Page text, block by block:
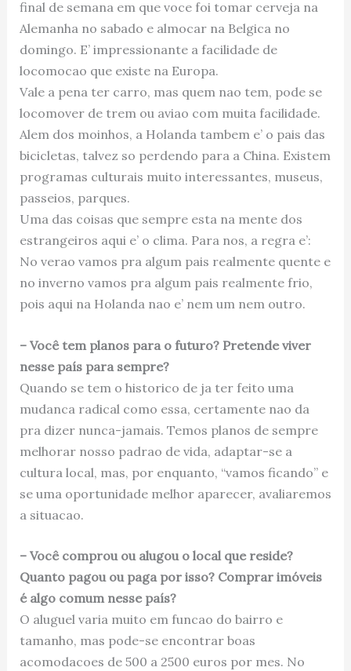
final de semana em que voce foi tomar cerveja na
Alemanha no sabado e almocar na Belgica no
domingo. E’ impressionante a facilidade de
locomocao que existe na Europa.
Vale a pena ter carro, mas quem nao tem, pode se
locomover de trem ou aviao com muita facilidade.
Alem dos moinhos, a Holanda tambem e’ o pais das
bicicletas, talvez so perdendo para a China. Existem
programas culturais muito interessantes, museus,
passeios, parques.
Uma das coisas que sempre esta na mente dos
estrangeiros aqui e’ o clima. Para nos, a regra e’:
No verao vamos pra algum pais realmente quente e
no inverno vamos pra algum pais realmente frio,
pois aqui na Holanda nao e’ nem um nem outro.
– Você tem planos para o futuro? Pretende viver
nesse país para sempre?
Quando se tem o historico de ja ter feito uma
mudanca radical como essa, certamente nao da
pra dizer nunca-jamais. Temos planos de sempre
melhorar nosso padrao de vida, adaptar-se a
cultura local, mas, por enquanto, “vamos ficando” e
se uma oportunidade melhor aparecer, avaliaremos
a situacao.
– Você comprou ou alugou o local que reside?
Quanto pagou ou paga por isso? Comprar imóveis
é algo comum nesse país?
O aluguel varia muito em funcao do bairro e
tamanho, mas pode-se encontrar boas
acomodacoes de 500 a 2500 euros por mes. No